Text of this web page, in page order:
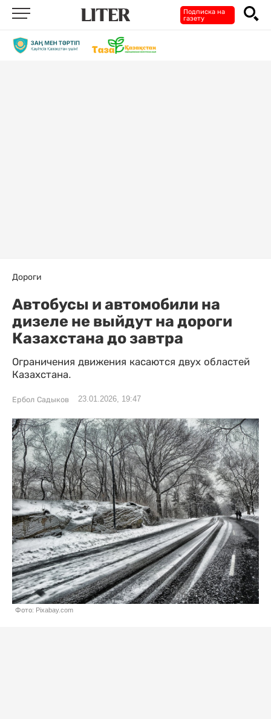
Подписка на
газету
Дороги
Автобусы и автомобили на
дизеле не выйдут на дороги
Казахстана до завтра
Ограничения движения касаются двух областей
Казахстана.
Ербол Садыков 23.01.2026, 19:47
Фото: Pixabay.com